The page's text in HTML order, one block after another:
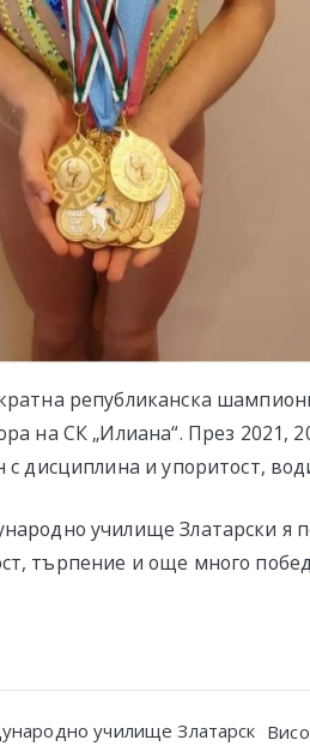
републиканска
на СК „Илиана“. През 2021,
с дисциплина и упоритост,
училище Златарски я
търпение и още много
училище Златарск